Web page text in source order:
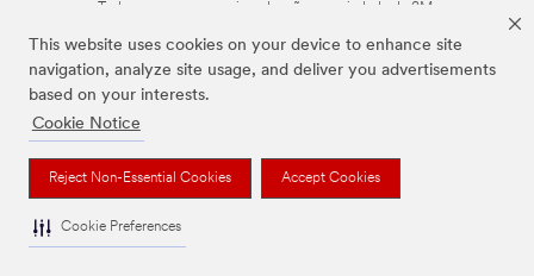
This website uses cookies on your device to enhance site
navigation, analyze site usage, and deliver you advertisements
based on your interests.
Cookie Notice
Reject Non-Essential Cookies Accept Cookies
Cookie Preferences
Todas as marcas mencionadas são propriedade da 3M.